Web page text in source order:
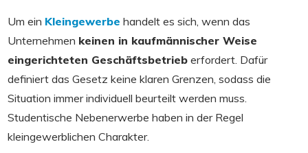
Um ein Kleingewerbe handelt es sich, wenn das
Unternehmen keinen in kaufmännischer Weise
eingerichteten Geschäftsbetrieb erfordert. Dafür
definiert das Gesetz keine klaren Grenzen, sodass die
Situation immer individuell beurteilt werden muss.
Studentische Nebenerwerbe haben in der Regel
kleingewerblichen Charakter.